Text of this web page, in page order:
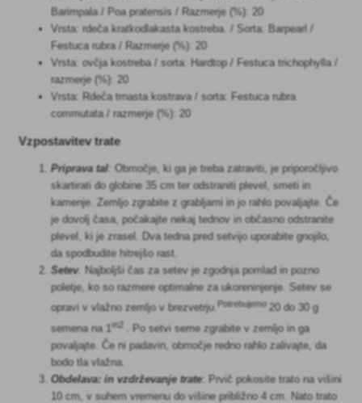
Barimpala / Poa pratensis / Razmerje (%): 20
Vrsta: rdeča kratkodlakasta kostreba. / Sorta: Barpearl /
Festuca rubra / Razmerje (%): 20
Vrsta: ovčja kostreba / sorta: Hardtop / Festuca trichophylla /
razmerje (%): 20
Vrsta: Rdeča trnasta kostrava / sorta: Festuca rubra
commutata / razmerje (%): 20
Vzpostavitev trate
Priprava tal Območje, ki ga je treba zatraviti, je priporočljivo
skartirati do globine 35 cm ter odstraniti plevel, smeti in
kamenje. Zemljo zgrabite z grabljami in jo rahlo povaljajte. Če
je dovolj časa, počakajte nekaj tednov in občasno odstranite
plevel, ki je zrasel. Dva tedna pred setvijo uporabite gnojilo,
da spodbudite hitrejšo rast.
Setev. Najboljši čas za setev je zgodnja pomlad in pozno
poletje, ko so razmere optimalne za ukoreninjenje. Setev se
opravi v vlažno zemljo v brezvetrju.Potrebujemo 20 do 30 g
semena na 1m2
. Po setvi seme zgrabite v zemljo in ga
povaljajte. Če ni padavin, območje redno rahlo zalivajte, da
bodo tla vlažna.
Obdelava: in vzdrževanje trate: Prvič pokosite trato na višini
10 cm, v suhem vremenu do višine približno 4 cm. Nato trato